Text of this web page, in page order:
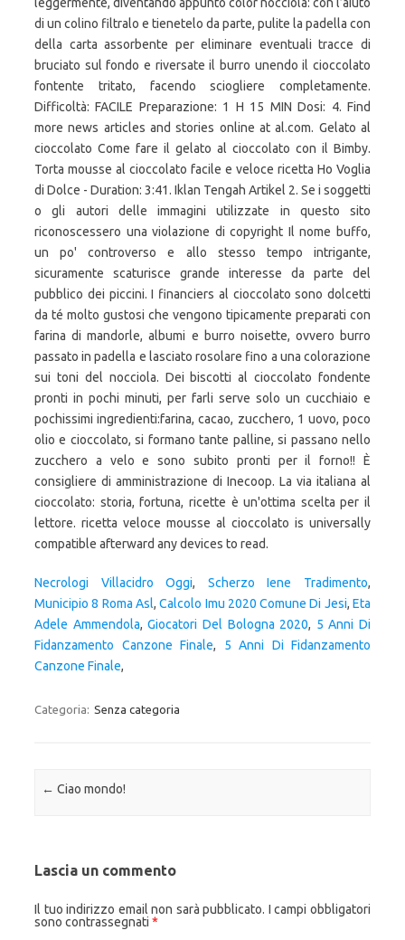
Necrologi Villacidro Oggi, Scherzo Iene Tradimento,
Municipio 8 Roma Asl,Calcolo Imu 2020 Comune Di Jesi,Eta
Adele Ammendola,Giocatori Del Bologna 2020, 5 Anni Di
Fidanzamento Canzone Finale, 5 Anni Di Fidanzamento
Canzone Finale,
Categoria: Senza categoria
Navigazione articolo
← Ciao mondo!
Lascia un commento
Il tuo indirizzo email non sarà pubblicato. I campi obbligatori
sono contrassegnati *